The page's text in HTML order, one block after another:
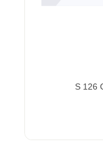
Durchschnittliche
S 126